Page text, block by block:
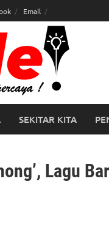
Email
SEKITAR KITA
Lagu